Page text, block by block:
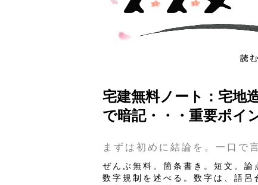
宅建無料ノート：宅地
で暗記・・・重要ポイ
まずは初めに結論を。一口で
ぜんぶ無料。箇条書き。短文。
数字規制を述べる。数字は、語